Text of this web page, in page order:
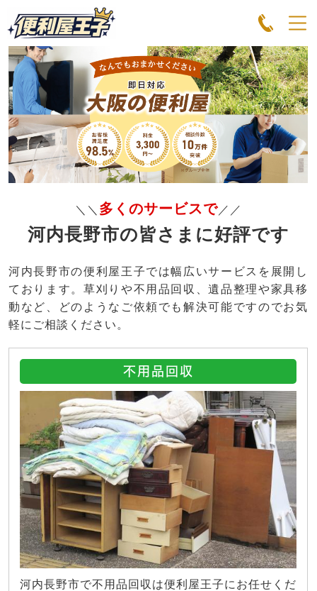
＼＼ 多くのサービスで／／
河内長野市の皆さまに好評です
河内長野市の便利屋王子では幅広いサービスを展開し
ております。草刈りや不用品回収、遺品整理や家具移
動など、どのようなご依頼でも解決可能ですのでお気
軽にご相談ください。
不用品回収
河内長野市で不用品回収は便利屋王子にお任せくだ